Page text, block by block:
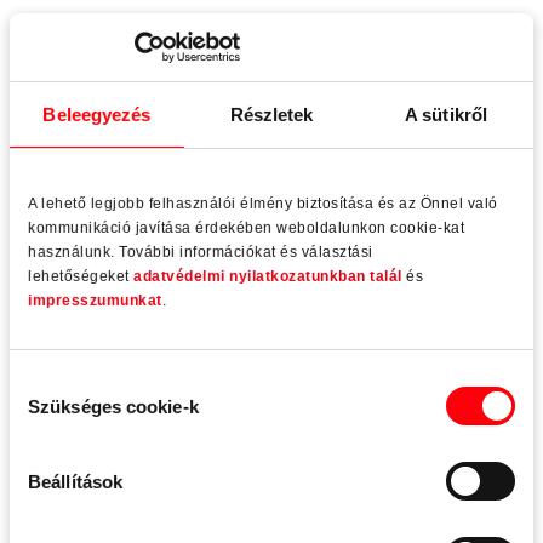
Beleegyezés Részletek A sütikről
A lehető legjobb felhasználói élmény biztosítása és az Önnel való
kommunikáció javítása érdekében weboldalunkon cookie-kat
használunk. További információkat és választási
lehetőségeket adatvédelmi nyilatkozatunkban talál és
impresszumunkat.
kiválasztása
Szükséges cookie-k
Beállítások
„Roto AL” és „Roto AL Designo” termékek